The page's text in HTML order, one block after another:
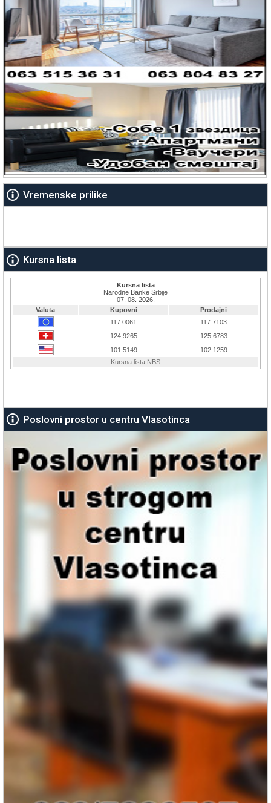
Vremenske prilike
Kursna lista
Poslovni prostor u centru Vlasotinca